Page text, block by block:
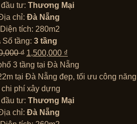
2,500,000 ₫.là:
tư: Thương Mại
chỉ: Đà Nẵng
Diện tích: 280m2
Số tầng: 3 tầng
₫ Giá
gốc
là:
2,500,000 ₫.
1,500,000 ₫
hiện
tại
1,500,000 ₫.
tại Đà Nẵng đẹp, tối ưu công năng
chi phí xây dựng
tư: Thương Mại
chỉ: Đà Nẵng